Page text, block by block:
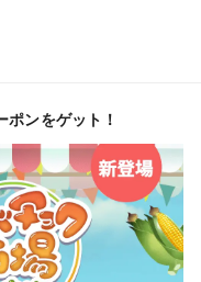
ポンをゲット！